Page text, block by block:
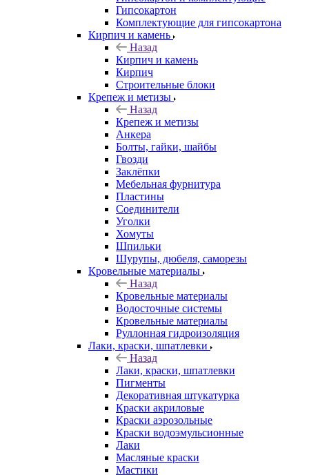
Гипсокартон
Комплектующие для гипсокартона
Кирпич и камень
Назад
Кирпич и камень
Кирпич
Строительные блоки
Крепеж и метизы
Назад
Крепеж и метизы
Анкера
Болты, гайки, шайбы
Гвозди
Заклёпки
Мебельная фурнитура
Пластины
Соединители
Уголки
Хомуты
Шпильки
Шурупы, дюбеля, саморезы
Кровельные материалы
Назад
Кровельные материалы
Водосточные системы
Кровельные материалы
Руллонная гидроизоляция
Лаки, краски, шпатлевки
Назад
Лаки, краски, шпатлевки
Пигменты
Декоративная штукатурка
Краски акриловые
Краски аэрозольные
Краски водоэмульсионные
Лаки
Масляные краски
Мастики